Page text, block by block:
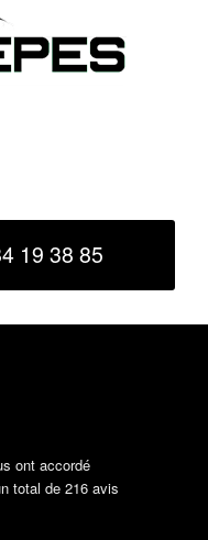
19 38 85
ont accordé
total de 216avis